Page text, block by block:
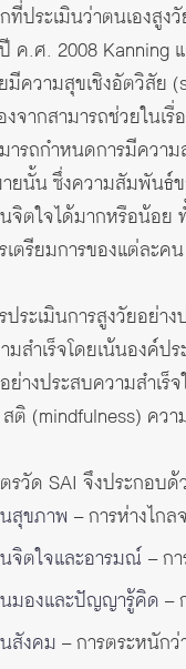
ที่ประเมินว่าตนเองสูง
ค.ศ. 2008 Kanning
มีความสุขเชิงอัตวิสัย
งจากสามารถช่วยในเ
ารถกำหนดการมีควา
ยนั้น ซึ่งความสัมพันธ์ข
จิตใจได้มากหรือน้อย
เตรียมการของแต่ละค
ประเมินการสูงวัยอย่
มสำเร็จโดยเน้นองค์ป
ย่างประสบความสำเร็
สติ (mindfulness) คว
รวัด SAI จึงประกอบ
สุขภาพ – การห่างไก
จิตใจและอารมณ์ – ก
มองและปัญญารู้คิด –
สังคม – การตระหนัก